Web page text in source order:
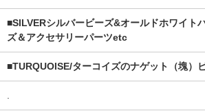
■SILVERシルバービーズ&オールドホワイト
ズ＆アクセサリーパーツetc
■TURQUOISE/ターコイズのナゲット（塊）